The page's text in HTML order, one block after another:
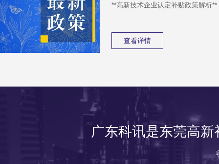
**高新技术企业认定补贴政策解析**
查看详情
广东科讯是东莞高